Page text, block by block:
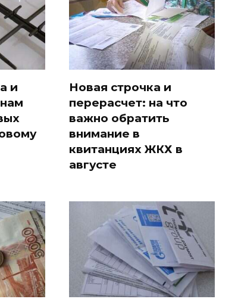
и
Новая строчка и
перерасчет: на что
важно обратить
внимание в
квитанциях ЖКХ в
августе